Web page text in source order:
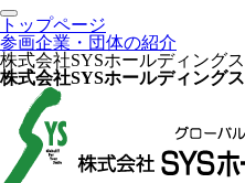
トップページ
参画企業・団体の紹介
株式会社SYSホールディングス
株式会社SYSホールディングス